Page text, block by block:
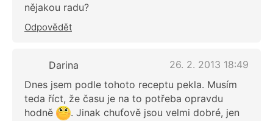
nějakou radu?
Odpovědět
Darina
26. 2. 2013 18:49
Dnes jsem podle tohoto receptu pekla. Musím
teda říct, že času je na to potřeba opravdu
hodně
. Jinak chuťově jsou velmi dobré, jen